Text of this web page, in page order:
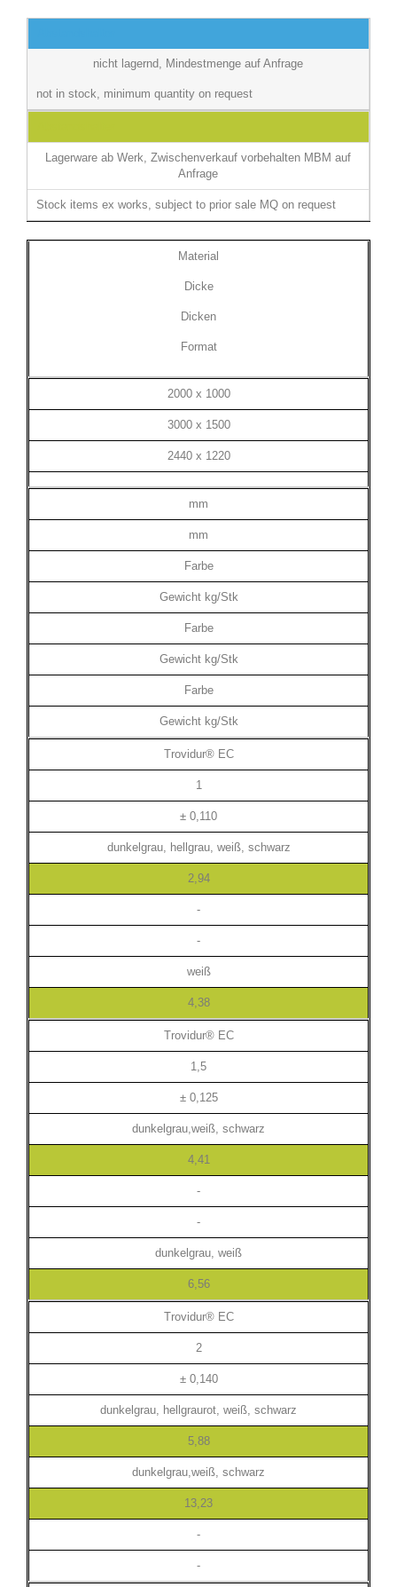
nicht lagernd, Mindestmenge auf Anfrage
not in stock, minimum quantity on request
Lagerware ab Werk, Zwischenverkauf vorbehalten MBM auf
Anfrage
Stock items ex works, subject to prior sale MQ on request
Material
Dicke
Dicken
Format
2000 x 1000
3000 x 1500
2440 x 1220
mm
mm
Farbe
Gewicht kg/Stk
Farbe
Gewicht kg/Stk
Farbe
Gewicht kg/Stk
Trovidur® EC
1
± 0,110
dunkelgrau, hellgrau, weiß, schwarz
2,94
-
-
weiß
4,38
Trovidur® EC
1,5
± 0,125
dunkelgrau,weiß, schwarz
4,41
-
-
dunkelgrau, weiß
6,56
Trovidur® EC
2
± 0,140
dunkelgrau, hellgraurot, weiß, schwarz
5,88
dunkelgrau,weiß, schwarz
13,23
-
-